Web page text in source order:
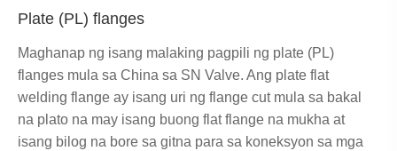
Plate (PL) flanges
Maghanap ng isang malaking pagpili ng plate (PL)
flanges mula sa China sa SN Valve. Ang plate flat
welding flange ay isang uri ng flange cut mula sa bakal
na plato na may isang buong flat flange na mukha at
isang bilog na bore sa gitna para sa koneksyon sa mga